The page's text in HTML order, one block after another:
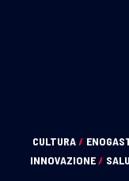
CULTURA/
INNOVAZIONE/